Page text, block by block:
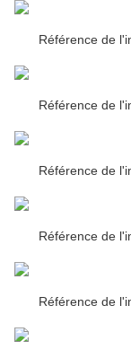
Référence de
Référence de
Référence de
Référence de
Référence de